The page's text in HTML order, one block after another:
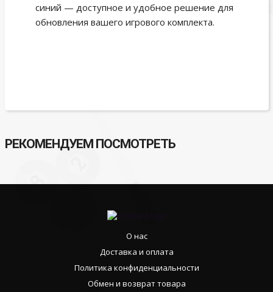
синий — доступное и удобное решение для
обновления вашего игрового комплекта.
РЕКОМЕНДУЕМ ПОСМОТРЕТЬ
О нас
Доставка и оплата
Политика конфиденциальности
Обмен и возврат товара